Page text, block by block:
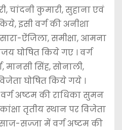
चांदनी कुमारी, सुहाना एवं
इसी वर्ग की अनीशा
सारा-ऐंजिला, समीक्षा, आमना
घोषित किये गए । वर्ग
मानसी सिंह, सोनाली,
घोषित किये गये ।
अष्टम की राधिका सुमन
तृतीय स्थान पर विजेता
सज्जा में वर्ग अष्टम की